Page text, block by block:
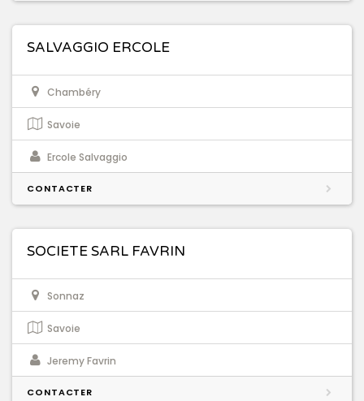
SALVAGGIO ERCOLE
Chambéry
Savoie
Ercole Salvaggio
CONTACTER
SOCIETE SARL FAVRIN
Sonnaz
Savoie
Jeremy Favrin
CONTACTER